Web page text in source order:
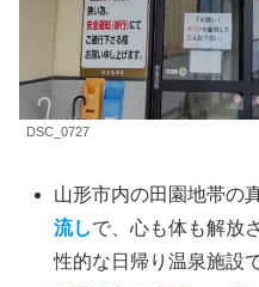
DSC_0727
山形市内の田園地帯の
流しで、心も体も解放
性的な日帰り温泉施設